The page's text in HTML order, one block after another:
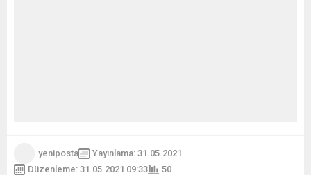
yeniposta
Yayınlama: 31.05.2021
Düzenleme: 31.05.2021 09:33
50